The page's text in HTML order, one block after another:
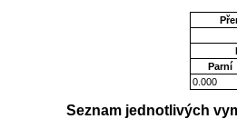
Parní
0.000
Seznam jednotlivých